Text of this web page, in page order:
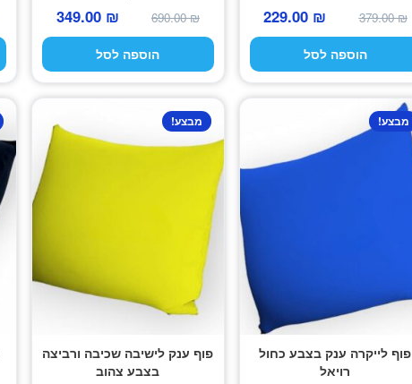
379.00₪
המחיר
המקורי
היה:
229.00 ₪
המחיר
הנוכחי
הוא:
הוספה לסל
690.00₪
המחיר
המקורי
היה:
349.00 ₪
המחיר
הנוכחי
הוא:
הוספה לסל
פוף לייקרה ענק בצבע כחול
רויאל
מבצע!
פוף ענק לישיבה שכיבה ורביצה
בצבע צהוב
מבצע!